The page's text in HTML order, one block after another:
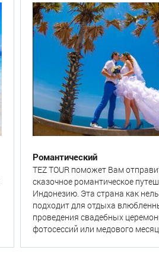
Романтический
TEZ TOUR поможет Вам
сказочное романтическое
Индонезию. Эта страна как
подходит для отдыха
проведения свадебных
фотосессий или медового